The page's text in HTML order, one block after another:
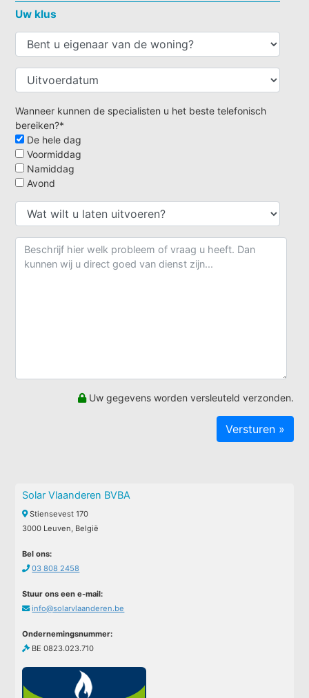
Uw klus
Wanneer kunnen de specialisten u het beste telefonisch
bereiken?*
De hele dag
Voormiddag
Namiddag
Avond
Uw gegevens worden versleuteld verzonden.
Solar Vlaanderen BVBA
Stiensevest 170
3000 Leuven, België
Bel ons:
03 808 2458
Stuur ons een e-mail:
info@solarvlaanderen.be
Ondernemingsnummer:
BE 0823.023.710